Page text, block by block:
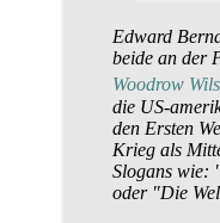
Edward
beide an der
Woodrow
die US-
den Ersten
Krieg als
Slogans wie:
oder "Die